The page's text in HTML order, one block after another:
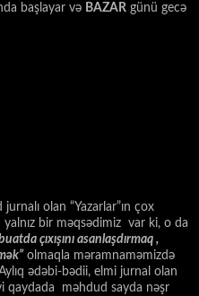
başlayar və BAZAR günü gecə
olan “Yazarlar”ın çox
bir məqsədimiz var ki, o da
çıxışını asanlaşdırmaq ,
olmaqla məramnaməmizdə
ədəbi-bədii, elmi jurnal olan
qaydada məhdud sayda nəşr